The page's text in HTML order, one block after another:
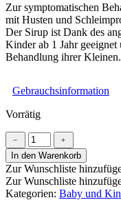
Zur symptomatischen
mit Husten und
Der Sirup ist Dank des
Kinder ab 1 Jahr
Behandlung ihrer Kleinen.
Gebrauchsinformation
Vorrätig
Kaloba®
Sirup
Menge
﹣
﹢
In den Warenkorb
Zur Wunschliste
Zur Wunschliste
Kategorien: Baby und